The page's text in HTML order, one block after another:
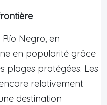
Negro, en
en popularité grâce
plages protégées. Les
relativement
destination